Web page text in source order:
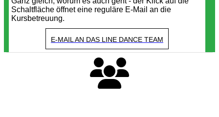
Schaltfläche öffnet eine reguläre E-Mail an die
Kursbetreuung.
E-MAIL AN DAS LINE DANCE TEAM